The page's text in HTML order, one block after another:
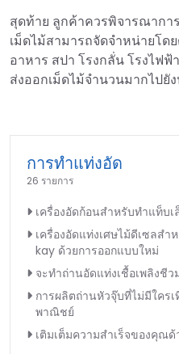
สุดท้าย ลูกค้าควรพิจารณากา
เม็ดไม้สามารถจัดจำหน่ายโด
อาหาร สปา โรงกลั่น โรงไฟ
ส่งออกเม็ดไม้จำนวนมากไปยั
การทำแท่งอัด
26 รายการ
เครื่องอัดก้อนสำหรับทำแท็บเ
เครื่องอัดแท่งเศษไม้ดีเซลส
kay ด้วยการออกแบบใหม่
จะทำถ่านอัดแท่งเชื้อเพลิงชีว
การผลิตถ่านหัวจุ๊บที่ไม่มีใครเ
พาณิชย์
เติมเต็มความสำเร็จของคุณ